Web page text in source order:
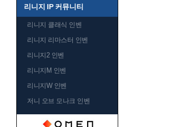
리니지 IP 커뮤니티
리니지 클래식 인벤
리니지 리마스터 인벤
리니지2 인벤
리니지M 인벤
리니지W 인벤
저니 오브 모나크 인벤